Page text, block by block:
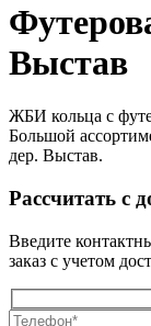
Выстав
ЖБИ кольца с
Большой
дер. Выстав.
Рассчитать с
Введите
заказ с учетом